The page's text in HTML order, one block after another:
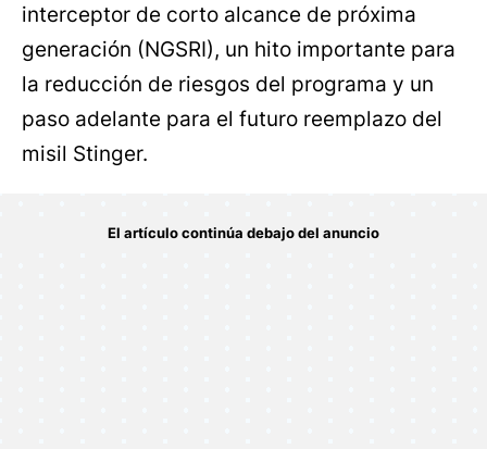
interceptor de corto alcance de próxima
generación (NGSRI), un hito importante para
la reducción de riesgos del programa y un
paso adelante para el futuro reemplazo del
misil Stinger.